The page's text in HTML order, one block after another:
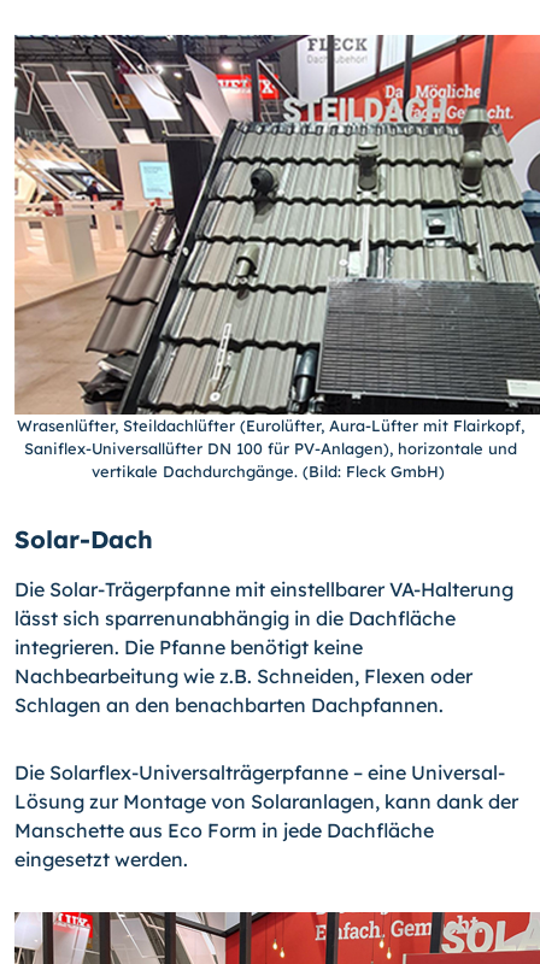
Wrasenlüfter, Steildachlüfter (Eurolüfter, Aura-Lüfter mit Flairkopf,
Saniflex-Universallüfter DN 100 für PV-Anlagen), horizontale und
vertikale Dachdurchgänge. (Bild: Fleck GmbH)
Solar-Dach
Die Solar-Trägerpfanne mit einstellbarer VA-Halterung
lässt sich sparrenunabhängig in die Dachfläche
integrieren. Die Pfanne benötigt keine
Nachbearbeitung wie z.B. Schneiden, Flexen oder
Schlagen an den benachbarten Dachpfannen.
Die Solarflex-Universalträgerpfanne – eine Universal-
Lösung zur Montage von Solaranlagen, kann dank der
Manschette aus Eco Form in jede Dachfläche
eingesetzt werden.